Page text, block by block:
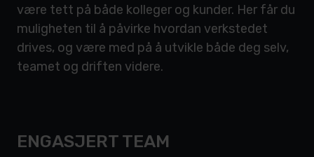
være tett på både kolleger og kunder. Her får du
muligheten til å påvirke hvordan verkstedet
drives, og være med på å utvikle både deg selv,
teamet og driften videre.
ENGASJERT TEAM